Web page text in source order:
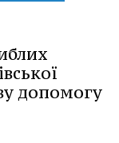
допомогу